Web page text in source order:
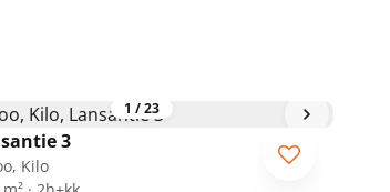
1 /23
3
Kilo